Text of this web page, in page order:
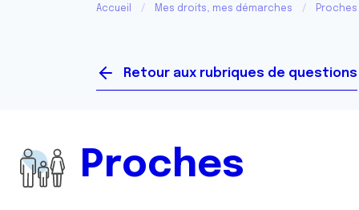
Accueil Mes droits, mes démarches Proches
Retour aux rubriques de questions
Proches